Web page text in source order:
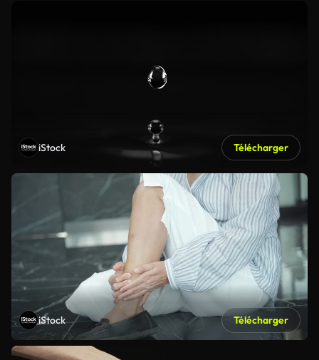
iStock Télécharger
iStock Télécharger